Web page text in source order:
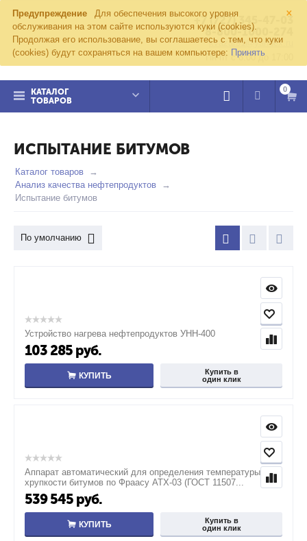
×
Предупреждение
Для обеспечения высокого уровня
обслуживания на этом сайте используются куки (cookies).
Продолжая его использование, вы соглашаетесь с тем, что куки
(cookies) будут сохраняться на вашем компьютере: Принять
+7 (727) 345-47-03
8-800-1000-274
kvazar91@yandex.ru
Пн-пт с 8:00 до 17:00
КАТАЛОГ
ТОВАРОВ
0
ИСПЫТАНИЕ БИТУМОВ
Каталог товаров
Анализ качества нефтепродуктов
Испытание битумов
По умолчанию
Устройство нагрева нефтепродуктов УНН-400
103 285 руб.
КУПИТЬ
Купить в
один клик
Аппарат автоматический для определения температуры
хрупкости битумов по Фраасу АТХ-03 (ГОСТ 11507...
539 545 руб.
КУПИТЬ
Купить в
один клик